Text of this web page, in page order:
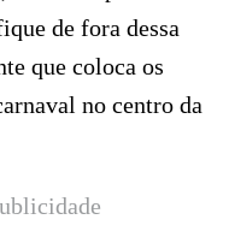
de fora dessa
que coloca os
no centro da